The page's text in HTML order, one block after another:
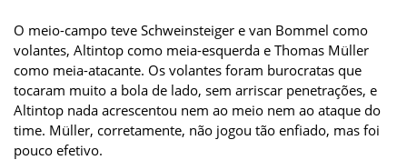
O meio-campo teve Schweinsteiger e van Bommel como
volantes, Altintop como meia-esquerda e Thomas Müller
como meia-atacante. Os volantes foram burocratas que
tocaram muito a bola de lado, sem arriscar penetrações, e
Altintop nada acrescentou nem ao meio nem ao ataque do
time. Müller, corretamente, não jogou tão enfiado, mas foi
pouco efetivo.